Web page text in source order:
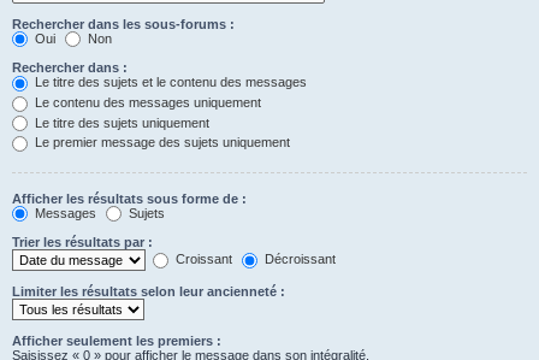
Rechercher dans les sous-forums :
Oui
Non
Rechercher dans :
Le titre des sujets et le contenu des messages
Le contenu des messages uniquement
Le titre des sujets uniquement
Le premier message des sujets uniquement
Afficher les résultats sous forme de :
Messages
Sujets
Trier les résultats par :
Croissant
Décroissant
Limiter les résultats selon leur ancienneté :
Afficher seulement les premiers :
Saisissez « 0 » pour afficher le message dans son intégralité.